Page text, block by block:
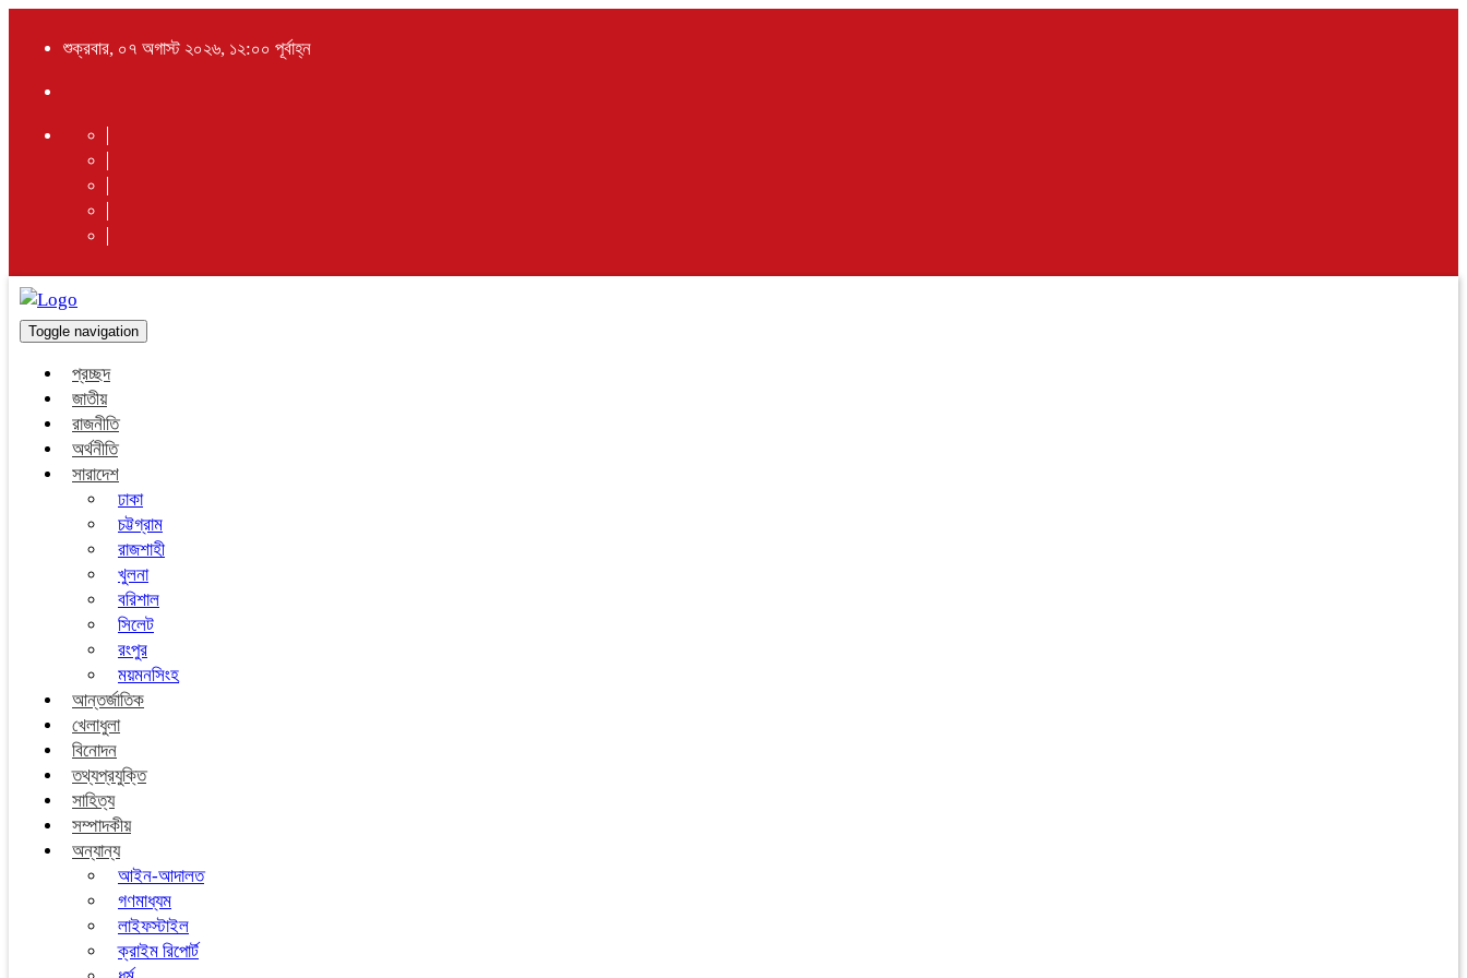
শুক্রবার, ০৭ অগাস্ট ২০২৬, ১২:০০ পূর্বাহ্ন
Toggle navigation
প্রচ্ছদ
জাতীয়
রাজনীতি
অর্থনীতি
সারাদেশ
ঢাকা
চট্টগ্রাম
রাজশাহী
খুলনা
বরিশাল
সিলেট
রংপুর
ময়মনসিংহ
আন্তর্জাতিক
খেলাধুলা
বিনোদন
তথ্যপ্রযুক্তি
সাহিত্য
সম্পাদকীয়
অন্যান্য
আইন-আদালত
গণমাধ্যম
লাইফস্টাইল
ক্রাইম রিপোর্ট